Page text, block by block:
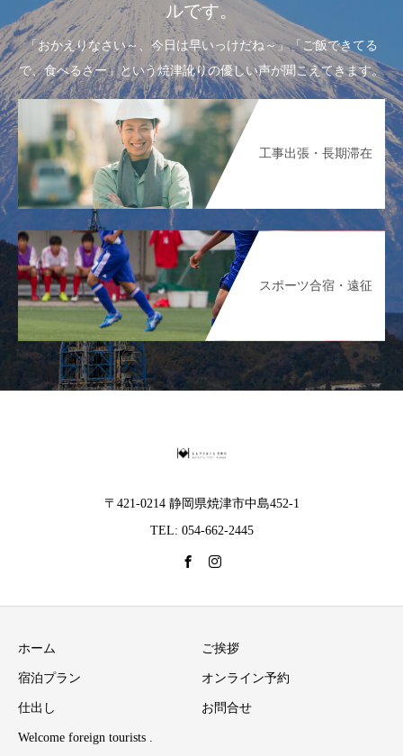
ルです。
「おかえりなさい～、今日は早いっけだね～」「ご飯できてる
で、食べるさー」という焼津訛りの優しい声が聞こえてきます。
工事出張・長期滞在
スポーツ合宿・遠征
〒421-0214 静岡県焼津市中島452-1
TEL: 054-662-2445
ホーム ご挨拶
宿泊プラン オンライン予約
仕出し お問合せ
Welcome foreign tourists .